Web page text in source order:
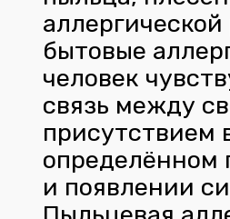
бытовые
человек
связь между
присутствием
определённом
и появлении